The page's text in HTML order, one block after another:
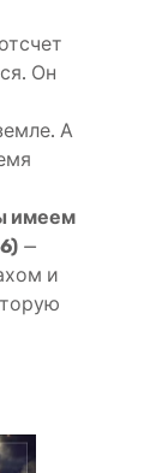
Он
А
имеем
—
и